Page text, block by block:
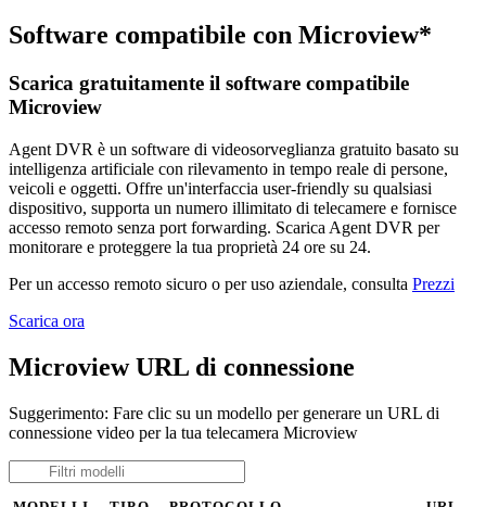
Software compatibile con Microview*
Scarica gratuitamente il software compatibile
Microview
Agent DVR è un software di videosorveglianza gratuito basato su
intelligenza artificiale con rilevamento in tempo reale di persone,
veicoli e oggetti. Offre un'interfaccia user-friendly su qualsiasi
dispositivo, supporta un numero illimitato di telecamere e fornisce
accesso remoto senza port forwarding. Scarica Agent DVR per
monitorare e proteggere la tua proprietà 24 ore su 24.
Per un accesso remoto sicuro o per uso aziendale, consulta Prezzi
Scarica ora
Microview URL di connessione
Suggerimento: Fare clic su un modello per generare un URL di
connessione video per la tua telecamera Microview